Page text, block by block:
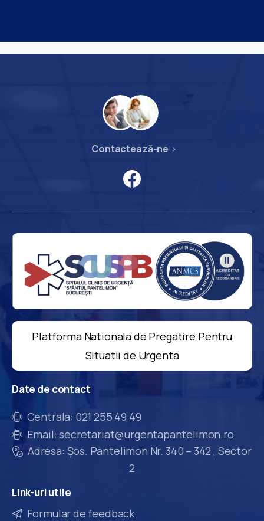
Contactează-ne
Platforma Nationala de Pregatire Pentru
Situatii de Urgenta
Date de contact
Centrala: 021 255 49 49
Email: secretariat@urgentapantelimon.ro
Adresa: Șos. Pantelimon Nr. 340 – 342 , Sector
2
Link-uriutile
Formular de feedback